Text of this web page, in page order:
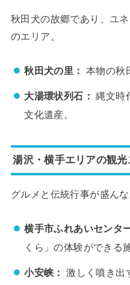
秋田犬の故郷であり、ユ
のエリア。
秋田犬の里： 本物の秋
大湯環状列石： 縄文時
文化遺産。
湯沢・横手エリアの観光
グルメと伝統行事が盛んな
横手市ふれあいセンタ
くら」の体験ができる
小安峡：
激しく噴き出